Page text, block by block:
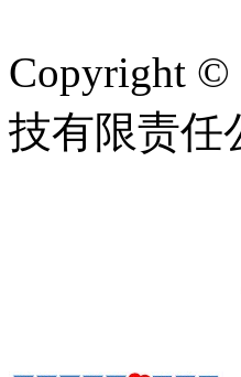
Copyright ©
技有限责任